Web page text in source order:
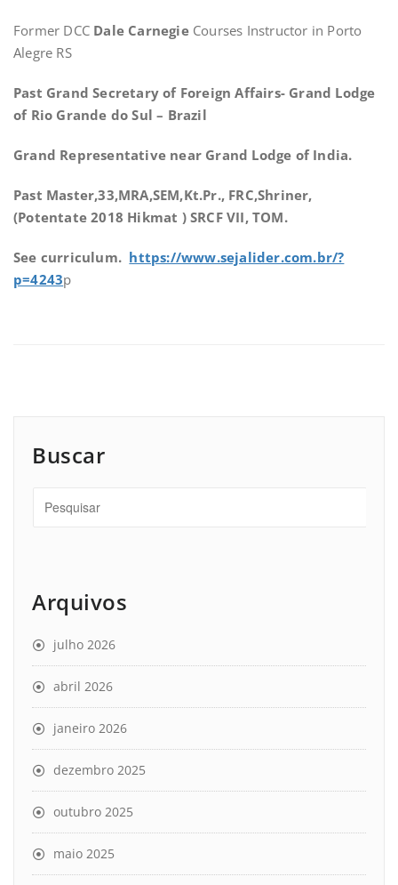
Former DCC Dale CarnegieCourses Instructor in Porto
Alegre RS
Past Grand Secretary of Foreign Affairs- Grand Lodge
of Rio Grande do Sul – Brazil
Grand Representative near Grand Lodge of India.
Past Master,33,MRA,SEM,Kt.Pr., FRC,Shriner,
(Potentate 2018 Hikmat ) SRCF VII, TOM.
See curriculum. https://www.sejalider.com.br/?
p=4243p
Buscar
Arquivos
julho 2026
abril 2026
janeiro 2026
dezembro 2025
outubro 2025
maio 2025